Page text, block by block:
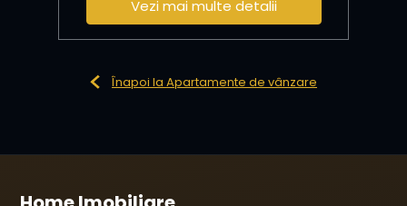
Vezi mai multe detalii
Înapoi la Apartamente de vânzare